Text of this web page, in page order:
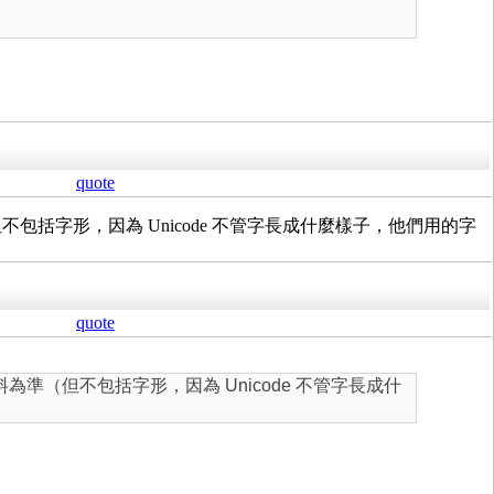
quote
包括字形，因為 Unicode 不管字長成什麼樣子，他們用的字
quote
準（但不包括字形，因為 Unicode 不管字長成什